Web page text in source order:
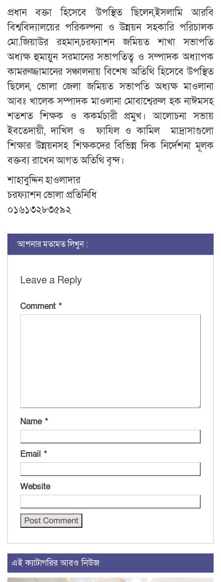
প্রধান বক্তা হিসেবে উপস্থিত ছিলেন,ইসলামি আরবি
বিশ্ববিদ্যালয়ের পরিকল্পনা ও উন্নয়ন সহকারি পরিচালক
মো.জিয়াউর রহমান,চরফ্যাশন জমিয়ত শাখা সভাপতি
অধ্যক্ষ হুমায়ুন সরমানের সভাপতিত্ব ও সম্পাদক অধ্যাপক
কামরুজ্জামানের সঞ্চালনায় বিশেষ অতিথি হিসেবে উপস্থিত
ছিলেন, ভোলা জেলা জমিয়ত সভাপতি অধ্যক্ষ মাওলানা
আবঃ খালেক সম্পাদক মাওলানা মোবাশ্বেরুল হক নাঈমসহ
শতশত শিক্ষক ও ককর্মচারী প্রমুখ। আলোচনা সভায়
ইবতেদায়ী, দাখিল ও ফাযিল ও কামিল মাদ্রাসাগুলো
শিক্ষার উন্নয়নসহ শিক্ষকদের বিভিন্ন দিক নির্দেশনা মূলক
বক্তব্য রাখেন আগত অতিথি বৃন্দ।
শাহাবুদ্দিন হাওলাদার
চরফ্যাশন ভোলা প্রতিনিধি
০১৬১৩২৮৩৫৯২
আপনার মতামত লিখুন :
Leave a Reply
Comment *
Name *
Email *
Website
এই ক্যাটাগরির আরও নিউজ